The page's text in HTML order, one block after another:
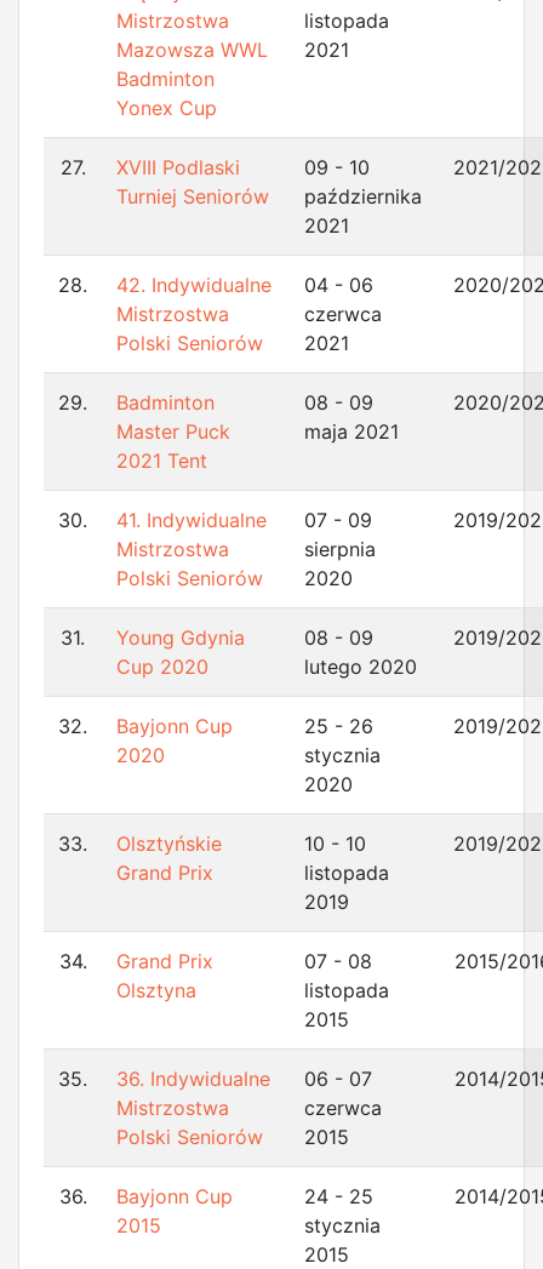
Mistrzostwa
Mazowsza WWL
Badminton
Yonex Cup
listopada
2021
27.
XVIII Podlaski
Turniej Seniorów
09 - 10
października
2021
2021/
28.
42. Indywidualne
Mistrzostwa
Polski Seniorów
04 - 06
czerwca
2021
2020/
29.
Badminton
Master Puck
2021 Tent
08 - 09
maja 2021
2020/
30.
41. Indywidualne
Mistrzostwa
Polski Seniorów
07 - 09
sierpnia
2020
2019/
31.
Young Gdynia
Cup 2020
08 - 09
lutego 2020
2019/
32.
Bayjonn Cup
2020
25 - 26
stycznia
2020
2019/
33.
Olsztyńskie
Grand Prix
10 - 10
listopada
2019
2019/
34.
Grand Prix
Olsztyna
07 - 08
listopada
2015
2015/
35.
36. Indywidualne
Mistrzostwa
Polski Seniorów
06 - 07
czerwca
2015
2014/
36.
Bayjonn Cup
2015
24 - 25
stycznia
2015
2014/